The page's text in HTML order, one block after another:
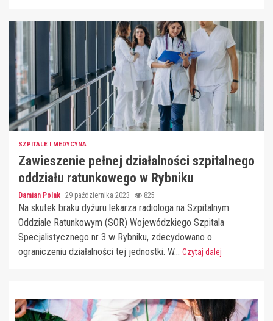
SZPITALE I MEDYCYNA
Zawieszenie pełnej działalności szpitalnego
oddziału ratunkowego w Rybniku
Damian Polak 29 października 2023 825
Na skutek braku dyżuru lekarza radiologa na Szpitalnym
Oddziale Ratunkowym (SOR) Wojewódzkiego Szpitala
Specjalistycznego nr 3 w Rybniku, zdecydowano o
ograniczeniu działalności tej jednostki. W... Czytaj dalej